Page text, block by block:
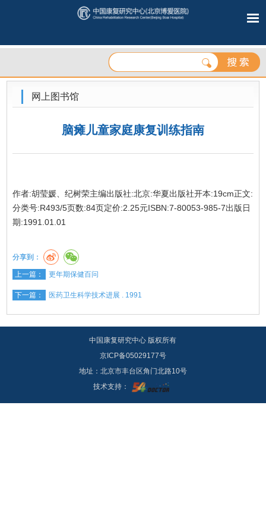
网上图书馆
脑瘫儿童家庭康复训练指南
作者:胡莹媛、纪树荣主编出版社:北京:华夏出版社开本:19cm正文:
分类号:R493/5页数:84页定价:2.25元ISBN:7-80053-985-7出版日
期:1991.01.01
分享到：
上一篇： 更年期保健百问
下一篇： 医药卫生科学技术进展 . 1991
中国康复研究中心 版权所有
京ICP备05029177号
地址：北京市丰台区角门北路10号
技术支持：